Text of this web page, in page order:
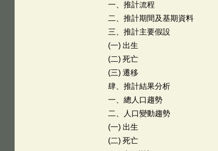
一、推計流程
二、推計期間及基期資料
三、推計主要假設
(一) 出生
(二) 死亡
(三) 遷移
肆、推計結果分析
一、總人口趨勢
二、人口變動趨勢
(一) 出生
(二) 死亡